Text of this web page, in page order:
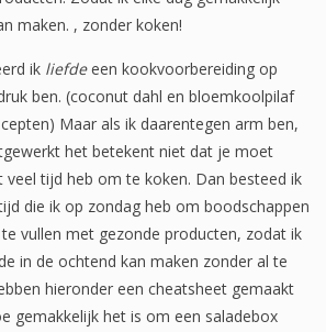
maken. , zonder koken!
ik liefdeeen kookvoorbereiding op
ben. (coconut dahl en bloemkoolpilaf
Maar als ik daarentegen arm ben,
het betekent niet dat je moet
veel tijd heb om te koken. Dan besteed ik
die ik op zondag heb om boodschappen
vullen met gezonde producten, zodat ik
in de ochtend kan maken zonder al te
hieronder een cheatsheet gemaakt
gemakkelijk het is om een ​​saladebox